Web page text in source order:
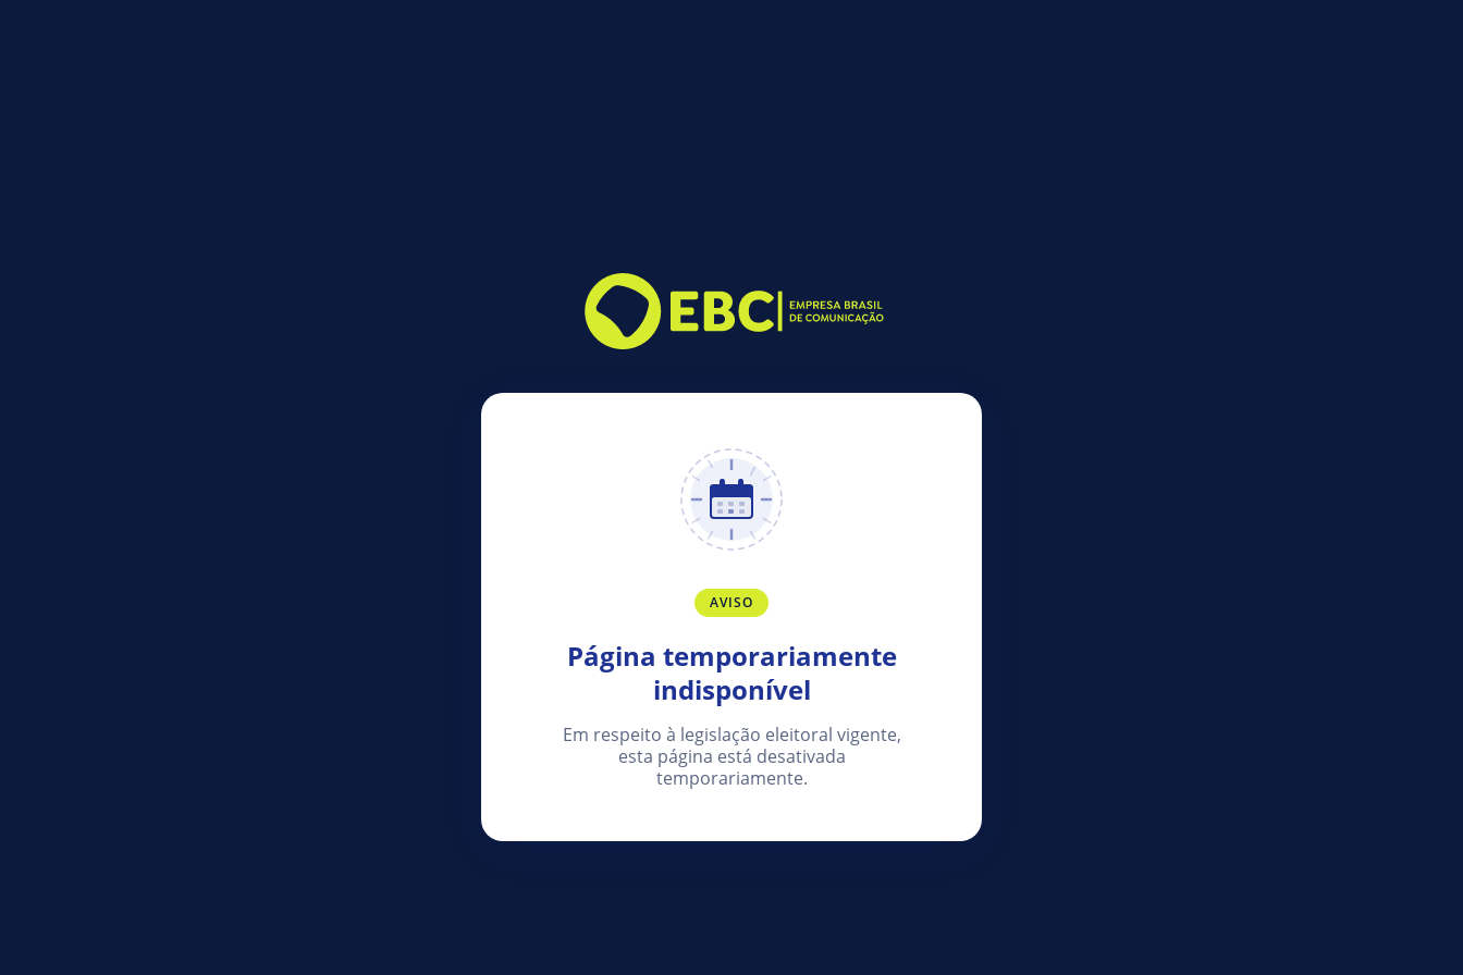
AVISO
Página temporariamente
indisponível
Em respeito à legislação eleitoral vigente,
esta página está desativada
temporariamente.